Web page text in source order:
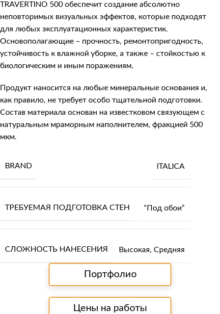
TRAVERTINO 500 обеспечит создание абсолютно
неповторимых визуальных эффектов, которые подходят
для любых эксплуатационных характеристик.
Основополагающие – прочность, ремонтопригодность,
устойчивость к влажной уборке, а также – стойкостью к
биологическим и иным поражениям.
Продукт наносится на любые минеральные основания и,
как правило, не требует особо тщательной подготовки.
Состав материала основан на известковом связующем с
натуральным мраморным наполнителем, фракцией 500
мкм.
BRAND ITALICA
ТРЕБУЕМАЯ ПОДГОТОВКА СТЕН “Под обои”
СЛОЖНОСТЬ НАНЕСЕНИЯ Высокая, Средняя
Портфолио
Цены на работы